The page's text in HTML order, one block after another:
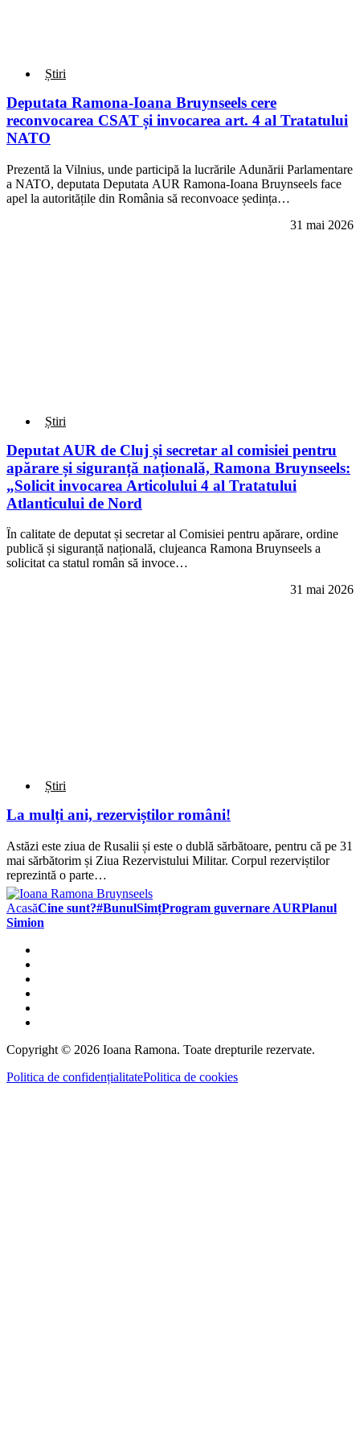
Deputata Ramona-Ioana Bruynseels cere
reconvocarea CSAT și invocarea art. 4 al Tratatului
NATO
Știri
Prezentă la Vilnius, unde participă la lucrările Adunării Parlamentare
a NATO, deputata Deputata AUR Ramona-Ioana Bruynseels face
apel la autoritățile din România să reconvoace ședința…
31 mai 2026
Deputat AUR de Cluj și secretar al comisiei pentru
apărare și siguranță națională, Ramona Bruynseels:
„Solicit invocarea Articolului 4 al Tratatului
Atlanticului de Nord
Știri
În calitate de deputat și secretar al Comisiei pentru apărare, ordine
publică și siguranță națională, clujeanca Ramona Bruynseels a
solicitat ca statul român să invoce…
31 mai 2026
La mulți ani, rezerviștilor români!
Știri
Astăzi este ziua de Rusalii și este o dublă sărbătoare, pentru că pe 31
mai sărbătorim și Ziua Rezervistului Militar. Corpul rezerviștilor
reprezintă o parte…
AcasăCine sunt?#BunulSimțProgram guvernare AURPlanul
Simion
Copyright © 2026 Ioana Ramona. Toate drepturile rezervate.
Politica de confidențialitatePolitica de cookies